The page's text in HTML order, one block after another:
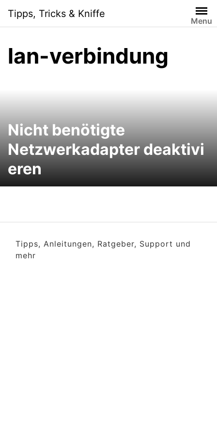
content
Tipps, Tricks & Kniffe
Menu
lan-verbindung
Nicht benötigte
Netzwerkadapter deaktivi
eren
Tipps, Anleitungen, Ratgeber, Support und
mehr